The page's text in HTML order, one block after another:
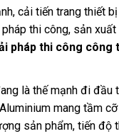
cải tiến trang thiết
thi công, sản
pháp thi công công
là thế mạnh đi đầu
mang tầm
sản phẩm, tiến độ